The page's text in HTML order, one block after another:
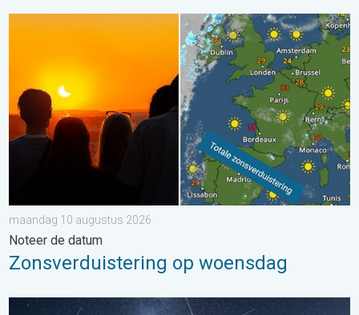
Zonsverduistering op woensdag. Noteer de datum. . .
maandag 10 augustus 2026
Noteer de datum
Zonsverduistering op woensdag
De tijd van de vallende sterren begint. Hoogtepunt in